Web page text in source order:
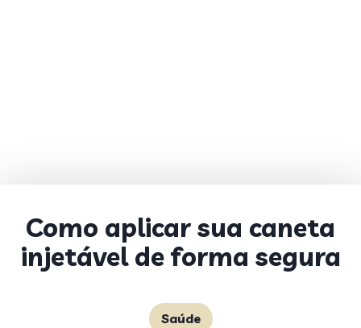
Como aplicar sua caneta
injetável de forma segura
Saúde